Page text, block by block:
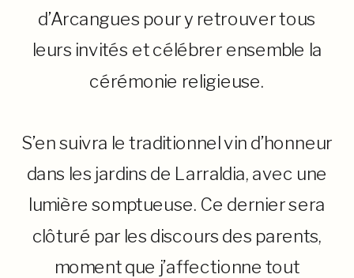
d’Arcangues pour y retrouver tous
leurs invités et célébrer ensemble la
cérémonie religieuse.
S’en suivra le traditionnel vin d’honneur
dans les jardins de Larraldia, avec une
lumière somptueuse. Ce dernier sera
clôturé par les discours des parents,
moment que j’affectionne tout